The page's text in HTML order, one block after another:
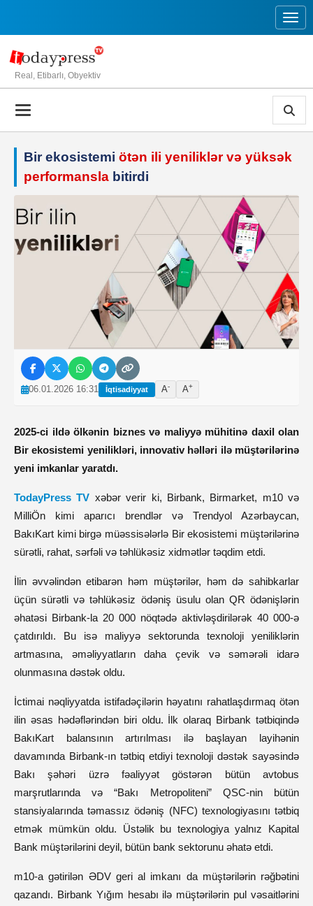
Real, Etibarlı, Obyektiv
Bir ekosistemi ötən ili yeniliklər və yüksək
performansla bitirdi
06.01.2026 16:31 İqtisadiyyat A- A+
2025-ci ildə ölkənin biznes və maliyyə mühitinə daxil olan
Bir ekosistemi yenilikləri, innovativ həlləri ilə müştərilərinə
yeni imkanlar yaratdı.
TodayPress TV xəbər verir ki, Birbank, Birmarket, m10 və
MilliÖn kimi aparıcı brendlər və Trendyol Azərbaycan,
BakıKart kimi birgə müəssisələrlə Bir ekosistemi müştərilərinə
sürətli, rahat, sərfəli və təhlükəsiz xidmətlər təqdim etdi.
İlin əvvəlindən etibarən həm müştərilər, həm də sahibkarlar
üçün sürətli və təhlükəsiz ödəniş üsulu olan QR ödənişlərin
əhatəsi Birbank-la 20 000 nöqtədə aktivləşdirilərək 40 000-ə
çatdırıldı. Bu isə maliyyə sektorunda texnoloji yeniliklərin
artmasına, əməliyyatların daha çevik və səmərəli idarə
olunmasına dəstək oldu.
İctimai nəqliyyatda istifadəçilərin həyatını rahatlaşdırmaq ötən
ilin əsas hədəflərindən biri oldu. İlk olaraq Birbank tətbiqində
BakıKart balansının artırılması ilə başlayan layihənin
davamında Birbank-ın tətbiq etdiyi texnoloji dəstək sayəsində
Bakı şəhəri üzrə fəaliyyət göstərən bütün avtobus
marşrutlarında və “Bakı Metropoliteni” QSC-nin bütün
stansiyalarında təmassız ödəniş (NFC) texnologiyasını tətbiq
etmək mümkün oldu. Üstəlik bu texnologiya yalnız Kapital
Bank müştərilərini deyil, bütün bank sektorunu əhatə etdi.
m10-a gətirilən ƏDV geri al imkanı da müştərilərin rəğbətini
qazandı. Birbank Yığım hesabı ilə müştərilərin pul vəsaitlərini